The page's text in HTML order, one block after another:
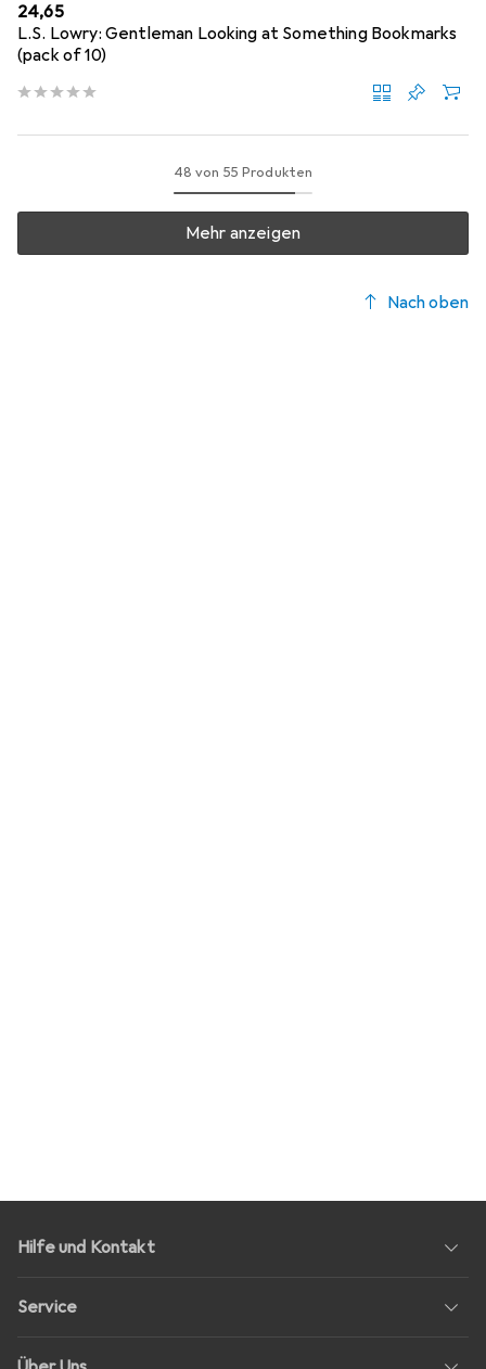
EUR
24,65
L.S. Lowry: Gentleman Looking at Something Bookmarks
(pack of 10)
48 von 55 Produkten
Mehr anzeigen
Nach oben
Hilfe und Kontakt
Service